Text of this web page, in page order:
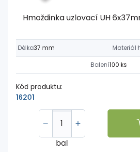
Hmoždinka uzlovací UH
Délka37 mm
Balení100 ks
Kód produktu:
16201
bal